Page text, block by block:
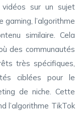
vidéos sur un sujet
gaming, l’algorithme
similaire. Cela
des communautés
très spécifiques,
ciblées pour le
de niche. Cette
l’algorithme TikTok